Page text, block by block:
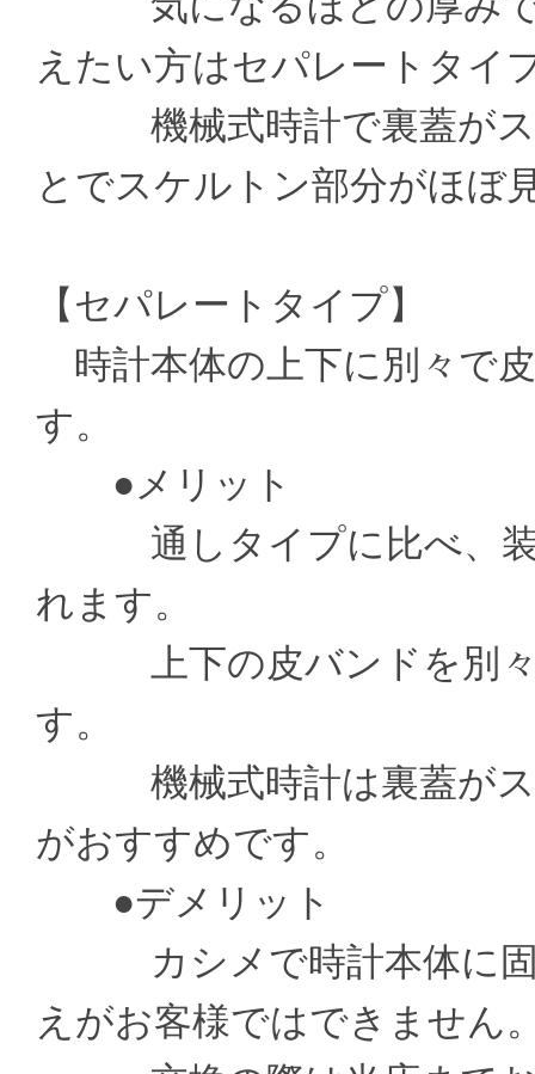
えたい方はセパレートタイ
機械式時計で裏蓋がス
とでスケルトン部分がほぼ
【セパレートタイプ】
時計本体の上下に別々で
す。
●メリット
通しタイプに比べ、装
れます。
上下の皮バンドを別々
す。
機械式時計は裏蓋がス
がおすすめです。
●デメリット
カシメで時計本体に固
えがお客様ではできません